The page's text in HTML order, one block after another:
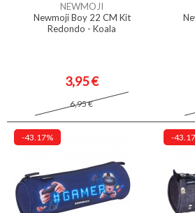
NEWMOJI
Newmoji Boy 22 CM Kit
Redondo - Koala
3,95 €
6,95 €
-43.17% -